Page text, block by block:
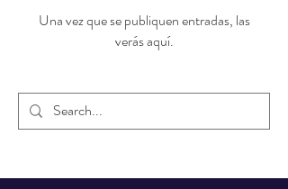
Una vez que se publiquen entradas, las
verás aquí.